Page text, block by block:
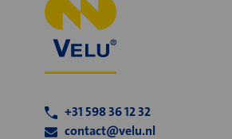
+31 598 36 12 32
contact@velu.nl